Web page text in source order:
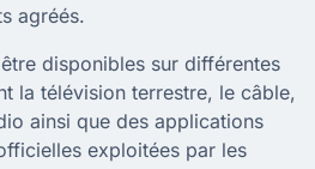
agréés.
disponibles sur différentes
la télévision terrestre, le câble,
ainsi que des applications
exploitées par les